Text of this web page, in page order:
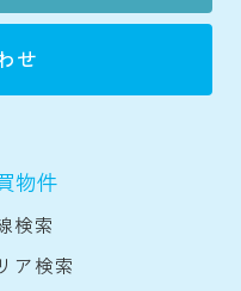
せ
物件
検索
ア検索